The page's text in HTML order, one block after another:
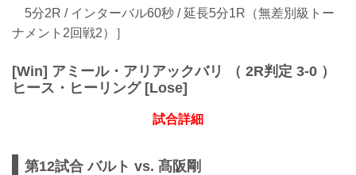
5分2R / インターバル60秒 / 延長5分1R（無差別級トー
ナメント2回戦2）］
[Win] アミール・アリアックバリ （ 2R判定 3-0 ）
ヒース・ヒーリング [Lose]
試合詳細
第12試合 バルト vs. 髙阪剛